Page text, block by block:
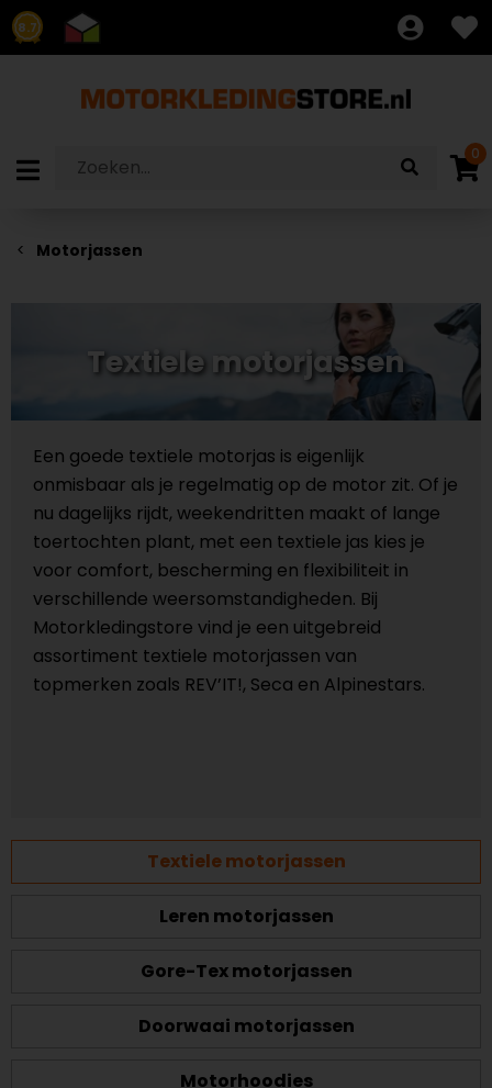
8.7
0
Motorjassen
Textiele motorjassen
Een goede textiele motorjas is eigenlijk
onmisbaar als je regelmatig op de motor zit. Of je
nu dagelijks rijdt, weekendritten maakt of lange
toertochten plant, met een textiele jas kies je
voor comfort, bescherming en flexibiliteit in
verschillende weersomstandigheden. Bij
Motorkledingstore vind je een uitgebreid
assortiment textiele motorjassen van
topmerken zoals REV’IT!, Seca en Alpinestars.
Textiele motorjassen
Leren motorjassen
Gore-Tex motorjassen
Doorwaai motorjassen
Motorhoodies